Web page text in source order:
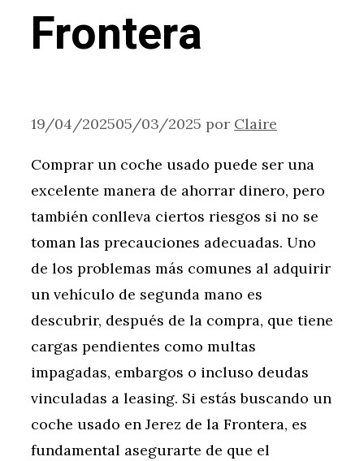
Frontera
19/04/202505/03/2025 por Claire
Comprar un coche usado puede ser una
excelente manera de ahorrar dinero, pero
también conlleva ciertos riesgos si no se
toman las precauciones adecuadas. Uno
de los problemas más comunes al adquirir
un vehículo de segunda mano es
descubrir, después de la compra, que tiene
cargas pendientes como multas
impagadas, embargos o incluso deudas
vinculadas a leasing. Si estás buscando un
coche usado en Jerez de la Frontera, es
fundamental asegurarte de que el